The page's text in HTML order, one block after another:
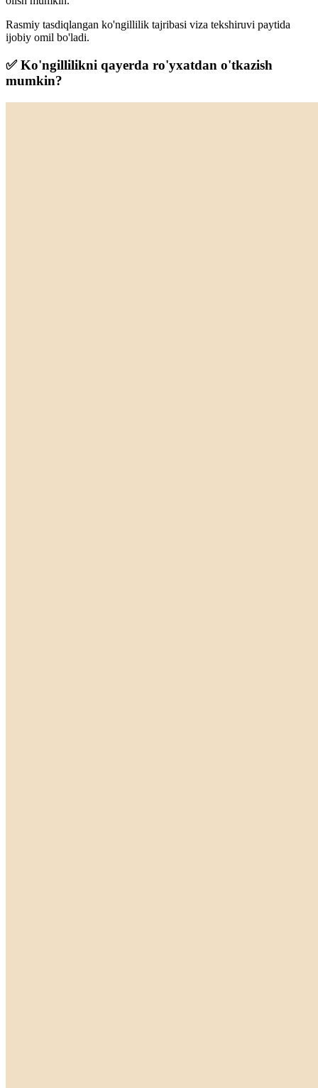
Rasmiy tasdiqlangan ko'ngillilik tajribasi viza tekshiruvi paytida
ijobiy omil bo'ladi.
✅ Ko'ngillilikni qayerda ro'yxatdan o'tkazish
mumkin?